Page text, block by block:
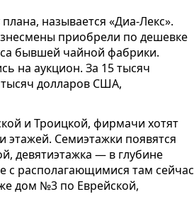
называется «Диа-Лекс».
приобрели по дешевке
бывшей чайной фабрики.
на аукцион. За 15 тысяч
долларов США,
и Троицкой, фирмачи хотят
Семиэтажки появятся
девятиэтажка — в глубине
с располагающимися там сейчас
дом №3 по Еврейской,